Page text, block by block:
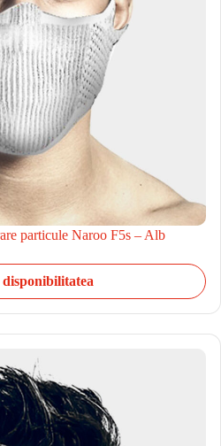
particule Naroo F5s – Alb